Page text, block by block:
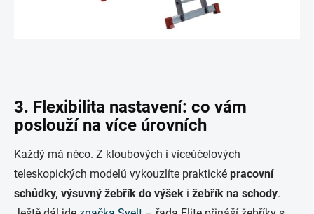
3. Flexibilita nastavení: co vám
poslouží na více úrovních
Každý má něco. Z kloubových i víceúčelových
teleskopických modelů vykouzlíte praktické pracovní
schůdky, výsuvný žebřík do výšek i žebřík na schody.